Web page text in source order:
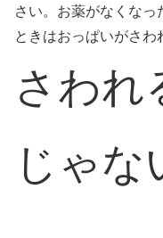
さい。お薬がなくな
ときはおっぱいがさわ
さわれ
じゃな